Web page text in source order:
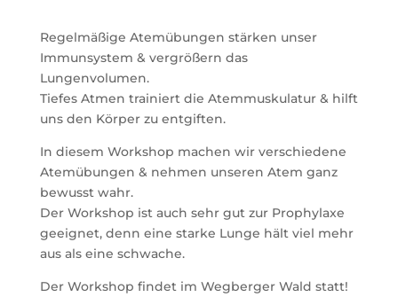
Regelmäßige Atemübungen stärken unser
Immunsystem & vergrößern das
Lungenvolumen.
Tiefes Atmen trainiert die Atemmuskulatur & hilft
uns den Körper zu entgiften.
In diesem Workshop machen wir verschiedene
Atemübungen & nehmen unseren Atem ganz
bewusst wahr.
Der Workshop ist auch sehr gut zur Prophylaxe
geeignet, denn eine starke Lunge hält viel mehr
aus als eine schwache.
Der Workshop findet im Wegberger Wald statt!